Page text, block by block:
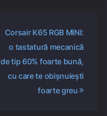
Corsair K65 RGB MINI:
o tastatură mecanică
de tip 60% foarte bună,
cu care te obișnuiești
foarte greu